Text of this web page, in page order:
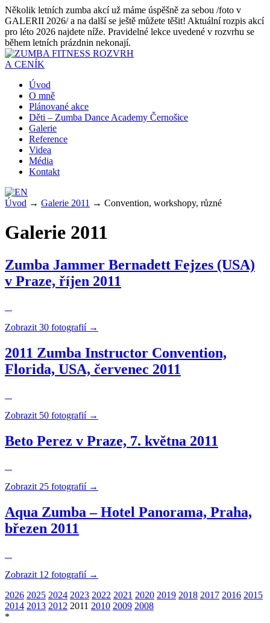
Několik letních zumba akcí už máme úspěšně za sebou /foto v
GALERII 2026/ a na další se ještě můžete těšit! Aktuální rozpis akcí
pro léto 2026 najdete níže. Pravidelné lekce uvedené v rozvrhu se
během letních prázdnin nekonají.
ROZVRH
A CENÍK
Úvod
O mně
Plánované akce
Děti – Zumba Dance Academy Černošice
Galerie
Reference
Videa
Média
Kontakt
Úvod → Galerie 2011 → Convention, workshopy, různé
Galerie 2011
Zumba Jammer Bernadett Fejzes (USA)
v Praze, říjen 2011
Zobrazit 30 fotografií →
2011 Zumba Instructor Convention,
Florida, USA, červenec 2011
Zobrazit 50 fotografií →
Beto Perez v Praze, 7. května 2011
Zobrazit 25 fotografií →
Aqua Zumba – Hotel Panorama, Praha,
březen 2011
Zobrazit 12 fotografií →
2026 2025 2024 2023 2022 2021 2020 2019 2018 2017 2016 2015
2014 2013 2012 2011 2010 2009 2008
*